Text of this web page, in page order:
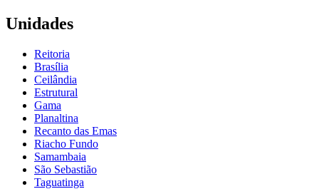
Unidades
Reitoria
Brasília
Ceilândia
Estrutural
Gama
Planaltina
Recanto das Emas
Riacho Fundo
Samambaia
São Sebastião
Taguatinga